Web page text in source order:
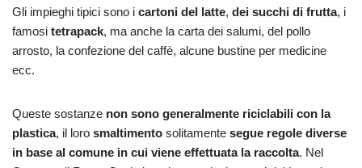
Gli impieghi tipici sono i cartoni del latte, dei succhi di frutta, i
famosi tetrapack, ma anche la carta dei salumi, del pollo
arrosto, la confezione del caffè, alcune bustine per medicine
ecc.
Queste sostanze non sono generalmente riciclabili con la
plastica, il loro smaltimento solitamente segue regole diverse
in base al comune in cui viene effettuata la raccolta. Nel